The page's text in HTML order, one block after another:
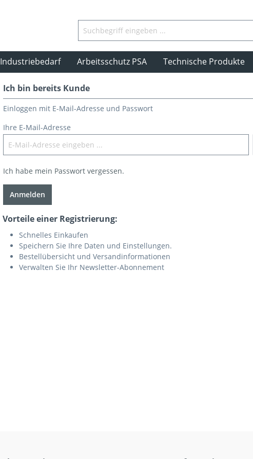
Industriebedarf Arbeitsschutz PSA Technische Produkte
Ich bin bereits Kunde
Einloggen mit E-Mail-Adresse und Passwort
Ihre E-Mail-Adresse
Ich habe mein Passwort vergessen.
Anmelden
Vorteile einer Registrierung:
Schnelles Einkaufen
Speichern Sie Ihre Daten und Einstellungen.
Bestellübersicht und Versandinformationen
Verwalten Sie Ihr Newsletter-Abonnement